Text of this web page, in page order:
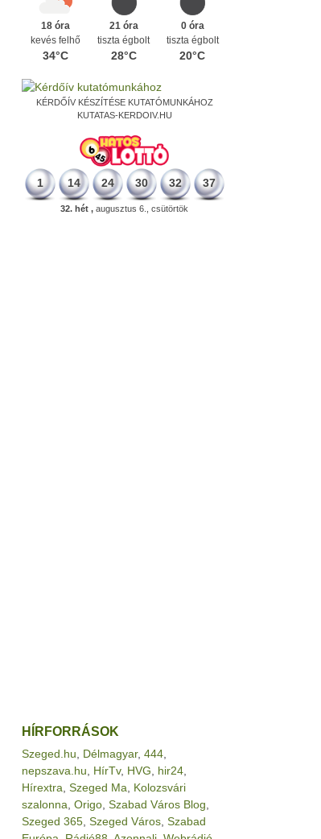
18 óra
kevés felhő
34°C
21 óra
tiszta égbolt
28°C
0 óra
tiszta égbolt
20°C
KÉRDŐÍV KÉSZÍTÉSE KUTATÓMUNKÁHOZ
KUTATAS-KERDOIV.HU
1 14 24 30 32 37
32. hét , augusztus 6., csütörtök
HÍRFORRÁSOK
Szeged.hu Délmagyar, 444
nepszava.hu
HírTv, HVG hir24
Hírextra Szeged Ma
Kolozsvári
szalonna Origo Szabad Város Blog
Szeged 365 Szeged Város Szabad